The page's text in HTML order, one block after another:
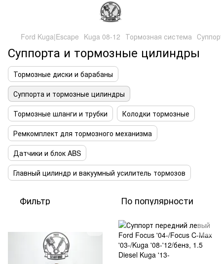
Ford Kuga|Escape Kuga 08-12 Тормозная система
Суппорта и тормозные цилиндры
Тормозные диски и барабаны
Суппорта и тормозные цилиндры
Тормозные шланги и трубки
Колодки тормозные
Ремкомплект для тормозного механизма
Датчики и блок ABS
Главный цилиндр и вакуумный усилитель тормозов
Фильтр По популярности